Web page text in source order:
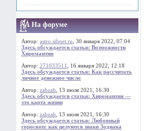
На форуме
Автор: astro.sibnet.ru , 30 января 2022, 07:04
Здесь обсуждается статья: Возможности
Хиромантии
Автор: 271033511
, 16 января 2022, 12:18
Здесь обсуждается статья: Как рассчитать
личное денежное число
Автор: zabzab , 13 июля 2021, 16:30
Здесь обсуждается статья: Хиромантия —
это карта жизни
Автор: zabzab , 13 июля 2021, 16:30
Здесь обсуждается статья: Любовный
гороскоп: как целуются знаки Зодиака